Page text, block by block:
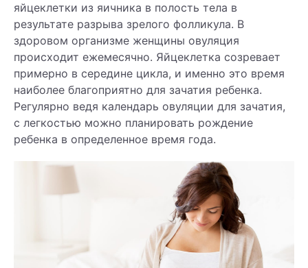
яйцеклетки из яичника в полость тела в
результате разрыва зрелого фолликула. В
здоровом организме женщины овуляция
происходит ежемесячно. Яйцеклетка созревает
примерно в середине цикла, и именно это время
наиболее благоприятно для зачатия ребенка.
Регулярно ведя календарь овуляции для зачатия,
с легкостью можно планировать рождение
ребенка в определенное время года.